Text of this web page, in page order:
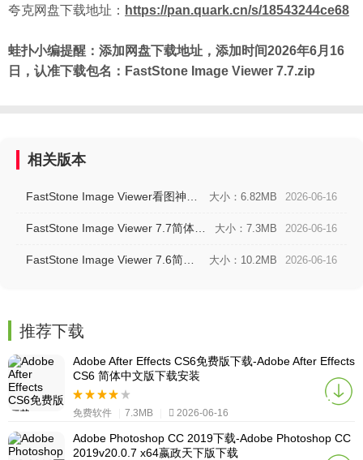
夸克网盘下载地址： https://pan.quark.cn/s/18543244ce68
蛙扑小编提醒：添加网盘下载地址，添加时间2026年6月16
日，认准下载包名：FastStone Image Viewer 7.7.zip
相关版本
大小：6.82MB 2026-06-16
大小：7.3MB 2026-06-16
大小：10.2MB 2026-06-16
推荐下载
Adobe After Effects CS6免费版下载-Adobe After Effects
CS6 简体中文版下载安装
免费软件 7.3MB 2026-06-16
Adobe Photoshop CC 2019下载-Adobe Photoshop CC
2019v20.0.7 x64嬴政天下版下载